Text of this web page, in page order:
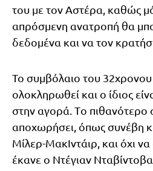
του με τον Αστέρα, καθώς
απρόσμενη ανατροπή θα
δεδομένα και να τον
Το συμβόλαιο του 32χρονου
ολοκληρωθεί και ο ίδιος
στην αγορά. Tο πιθανότερο
αποχωρήσει, όπως συνέβη
Μίλερ-ΜακΙντάιρ, και όχι
έκανε ο Ντέγιαν